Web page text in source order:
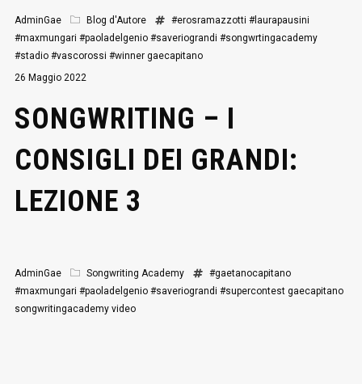
AdminGae Blog d'Autore #erosramazzotti #laurapausini
#maxmungari #paoladelgenio #saveriograndi #songwrtingacademy
#stadio #vascorossi #winner gaecapitano
26 Maggio 2022
SONGWRITING – I
CONSIGLI DEI GRANDI:
LEZIONE 3
AdminGae Songwriting Academy
#gaetanocapitano
#maxmungari #paoladelgenio #saveriograndi #supercontest gaecapitano
songwritingacademy video